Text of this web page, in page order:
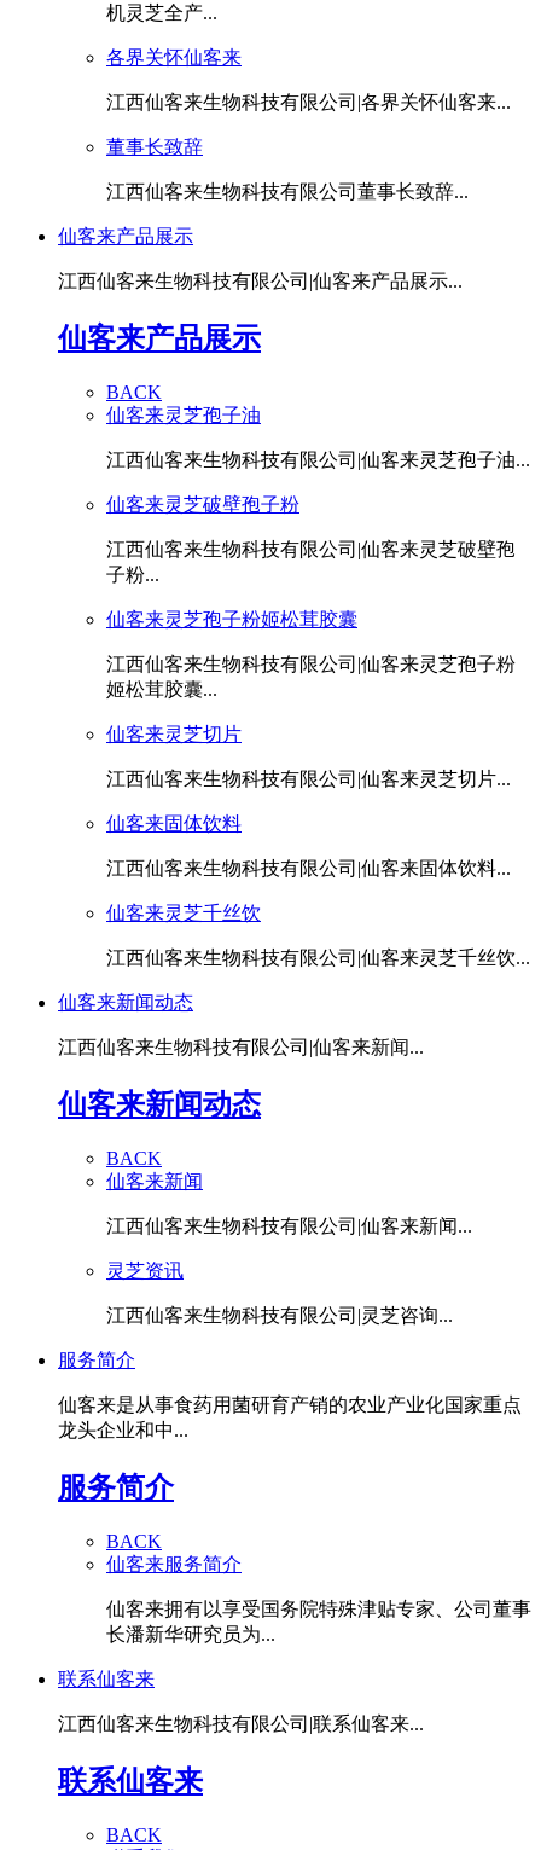
机灵芝全产...
各界关怀仙客来
江西仙客来生物科技有限公司|各界关怀仙客来...
董事长致辞
江西仙客来生物科技有限公司董事长致辞...
仙客来产品展示
江西仙客来生物科技有限公司|仙客来产品展示...
仙客来产品展示
BACK
仙客来灵芝孢子油
江西仙客来生物科技有限公司|仙客来灵芝孢子油...
仙客来灵芝破壁孢子粉
江西仙客来生物科技有限公司|仙客来灵芝破壁孢
子粉...
仙客来灵芝孢子粉姬松茸胶囊
江西仙客来生物科技有限公司|仙客来灵芝孢子粉
姬松茸胶囊...
仙客来灵芝切片
江西仙客来生物科技有限公司|仙客来灵芝切片...
仙客来固体饮料
江西仙客来生物科技有限公司|仙客来固体饮料...
仙客来灵芝千丝饮
江西仙客来生物科技有限公司|仙客来灵芝千丝饮...
仙客来新闻动态
江西仙客来生物科技有限公司|仙客来新闻...
仙客来新闻动态
BACK
仙客来新闻
江西仙客来生物科技有限公司|仙客来新闻...
灵芝资讯
江西仙客来生物科技有限公司|灵芝咨询...
服务简介
仙客来是从事食药用菌研育产销的农业产业化国家重点
龙头企业和中...
服务简介
BACK
仙客来服务简介
仙客来拥有以享受国务院特殊津贴专家、公司董事
长潘新华研究员为...
联系仙客来
江西仙客来生物科技有限公司|联系仙客来...
联系仙客来
BACK